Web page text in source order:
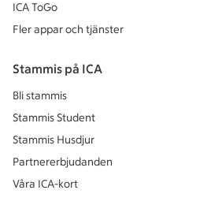
ICA ToGo
Fler appar och tjänster
Stammis på ICA
Bli stammis
Stammis Student
Stammis Husdjur
Partnererbjudanden
Våra ICA-kort